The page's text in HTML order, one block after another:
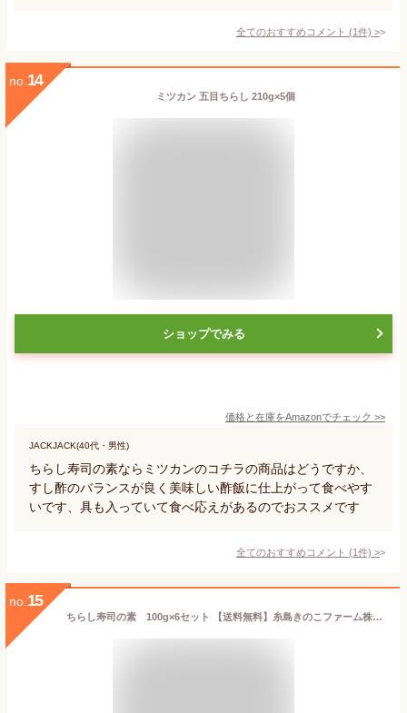
全てのおすすめコメント (1件) >
no. 14
ミツカン 五目ちらし 210g×5個
ショップでみる
価格と在庫をAmazonでチェック >>
JACKJACK(40代・男性)
ちらし寿司の素ならミツカンのコチラの商品はどうですか、
すし酢のバランスが良く美味しい酢飯に仕上がって食べやす
いです、具も入っていて食べ応えがあるのでおススメです
全てのおすすめコメント (1件) >
no. 15
ちらし寿司の素 100g×6セット 【送料無料】糸島きのこファーム株式会社 DOCOREふくおか商工会ショップ 九州 福岡 お取り寄せグルメ 福岡県よかもんショップ